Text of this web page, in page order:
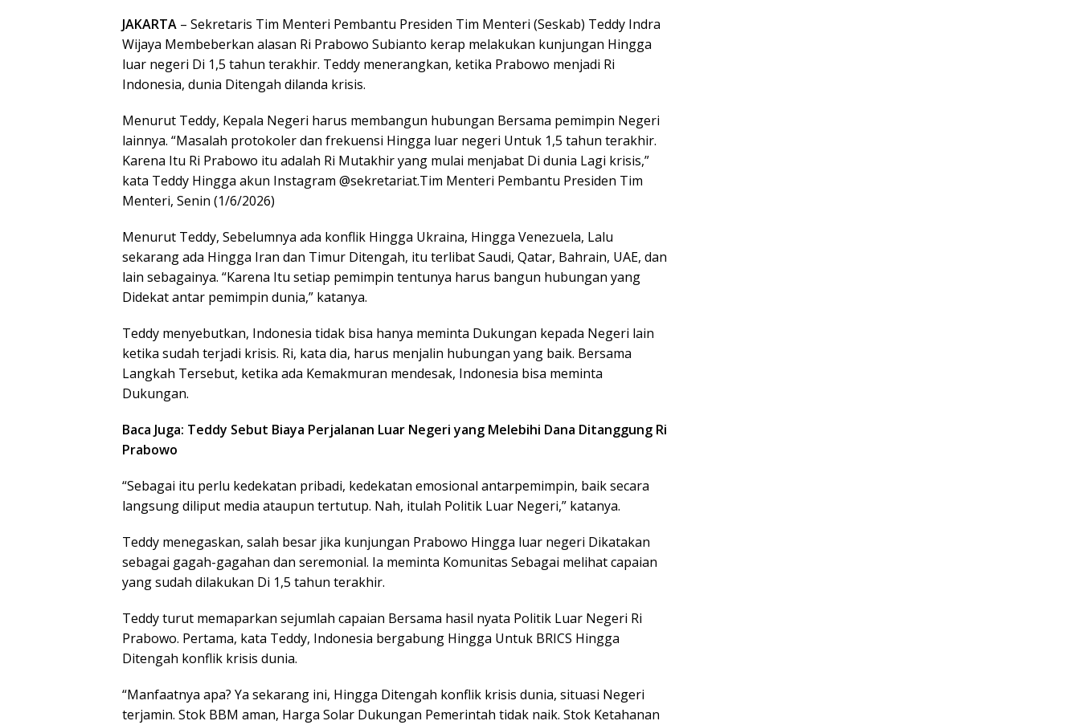
JAKARTA – Sekretaris Tim Menteri Pembantu Presiden Tim Menteri (Seskab) Teddy Indra
Wijaya Membeberkan alasan Ri Prabowo Subianto kerap melakukan kunjungan Hingga
luar negeri Di 1,5 tahun terakhir. Teddy menerangkan, ketika Prabowo menjadi Ri
Indonesia, dunia Ditengah dilanda krisis.
Menurut Teddy, Kepala Negeri harus membangun hubungan Bersama pemimpin Negeri
lainnya. “Masalah protokoler dan frekuensi Hingga luar negeri Untuk 1,5 tahun terakhir.
Karena Itu Ri Prabowo itu adalah Ri Mutakhir yang mulai menjabat Di dunia Lagi krisis,”
kata Teddy Hingga akun Instagram @sekretariat.Tim Menteri Pembantu Presiden Tim
Menteri, Senin (1/6/2026)
Menurut Teddy, Sebelumnya ada konflik Hingga Ukraina, Hingga Venezuela, Lalu
sekarang ada Hingga Iran dan Timur Ditengah, itu terlibat Saudi, Qatar, Bahrain, UAE, dan
lain sebagainya. “Karena Itu setiap pemimpin tentunya harus bangun hubungan yang
Didekat antar pemimpin dunia,” katanya.
Teddy menyebutkan, Indonesia tidak bisa hanya meminta Dukungan kepada Negeri lain
ketika sudah terjadi krisis. Ri, kata dia, harus menjalin hubungan yang baik. Bersama
Langkah Tersebut, ketika ada Kemakmuran mendesak, Indonesia bisa meminta
Dukungan.
Baca Juga: Teddy Sebut Biaya Perjalanan Luar Negeri yang Melebihi Dana Ditanggung Ri
Prabowo
“Sebagai itu perlu kedekatan pribadi, kedekatan emosional antarpemimpin, baik secara
langsung diliput media ataupun tertutup. Nah, itulah Politik Luar Negeri,” katanya.
Teddy menegaskan, salah besar jika kunjungan Prabowo Hingga luar negeri Dikatakan
sebagai gagah-gagahan dan seremonial. Ia meminta Komunitas Sebagai melihat capaian
yang sudah dilakukan Di 1,5 tahun terakhir.
Teddy turut memaparkan sejumlah capaian Bersama hasil nyata Politik Luar Negeri Ri
Prabowo. Pertama, kata Teddy, Indonesia bergabung Hingga Untuk BRICS Hingga
Ditengah konflik krisis dunia.
“Manfaatnya apa? Ya sekarang ini, Hingga Ditengah konflik krisis dunia, situasi Negeri
terjamin. Stok BBM aman, Harga Solar Dukungan Pemerintah tidak naik. Stok Ketahanan